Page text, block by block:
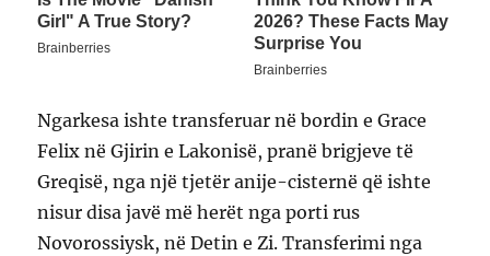
Ngarkesa ishte transferuar në bordin e Grace
Felix në Gjirin e Lakonisë, pranë brigjeve të
Greqisë, nga një tjetër anije-cisternë që ishte
nisur disa javë më herët nga porti rus
Novorossiysk, në Detin e Zi. Transferimi nga